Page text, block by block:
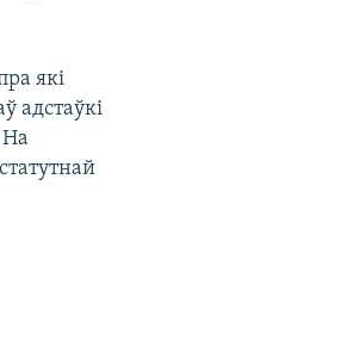
які
адстаўкі
На